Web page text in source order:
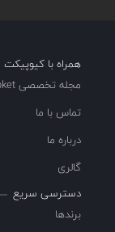
همراه با کیوپیکت
مجله تخصصی Qpket
تماس با ما
درباره ما
گالری
دسترسی سریع
برندها